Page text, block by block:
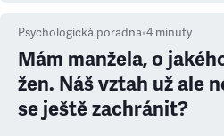
Psychologická poradna•4 minuty
Mám manžela, o
žen. Náš vztah už ale
se ještě zachránit?